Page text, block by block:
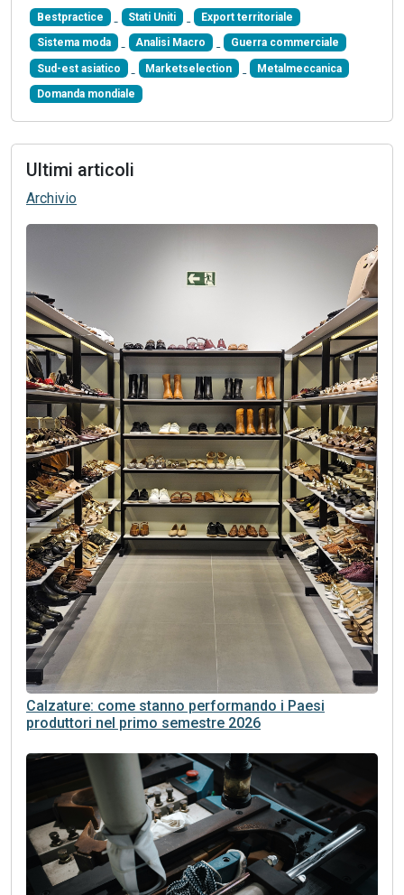
Bestpractice Stati Uniti Export territoriale
Sistema moda Analisi Macro Guerra commerciale
Sud-est asiatico Marketselection Metalmeccanica
Domanda mondiale
Ultimi articoli
Archivio
Calzature: come stanno performando i Paesi
produttori nel primo semestre 2026